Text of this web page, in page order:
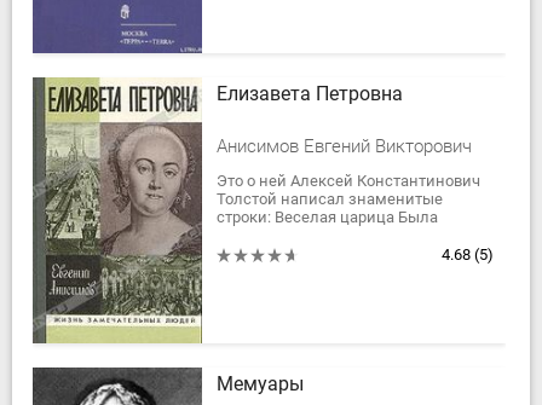
Елизавета Петровна
Анисимов Евгений Викторович
Это о ней Алексей Константинович
Толстой написал знаменитые
строки: Веселая царица Была
какое другое царствование в России
4.68 (5)
Мемуары